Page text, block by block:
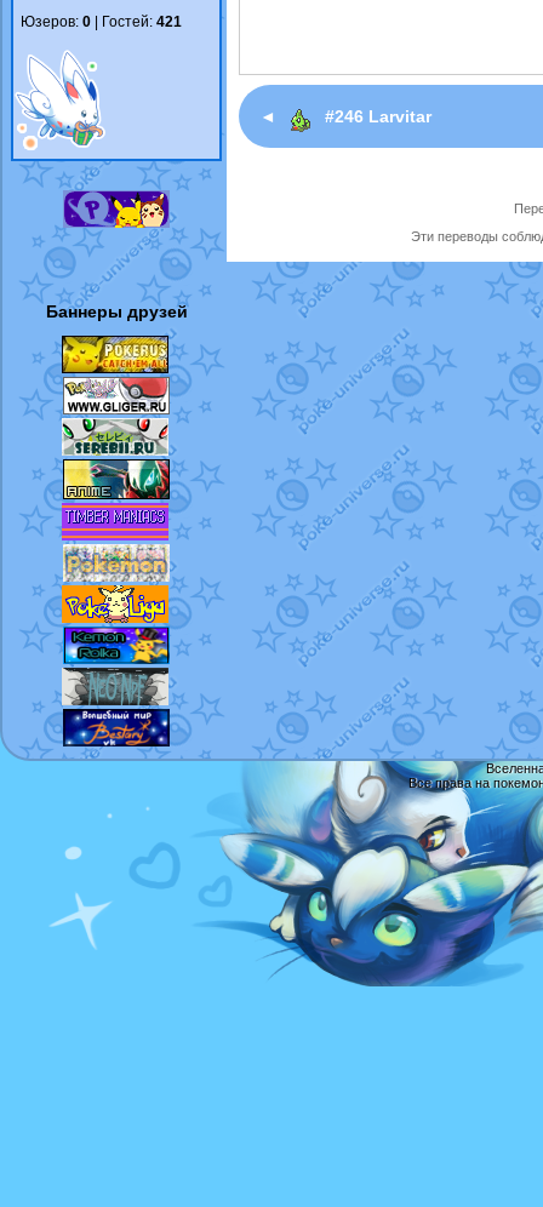
Юзеров: 0 | Гостей: 421
Баннеры друзей
◄ #246 Larvitar
Эти переводы
Все права на